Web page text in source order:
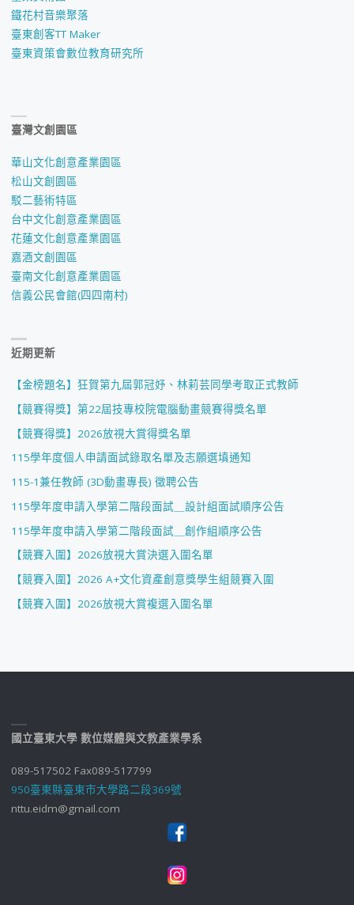
鐵花村音樂聚落
臺東創客TT Maker
臺東資策會數位教育研究所
臺灣文創園區
華山文化創意產業園區
松山文創園區
駁二藝術特區
台中文化創意產業園區
花蓮文化創意產業園區
嘉酒文創園區
臺南文化創意產業園區
信義公民會館(四四南村)
近期更新
【金榜題名】狂賀第九屆郭冠妤、林莉芸同學考取正式教師
【競賽得獎】第22屆技專校院電腦動畫競賽得獎名單
【競賽得獎】2026放視大賞得獎名單
115學年度個人申請面試錄取名單及志願選填通知
115-1兼任教師 (3D動畫專長) 徵聘公告
115學年度申請入學第二階段面試＿設計組面試順序公告
115學年度申請入學第二階段面試＿創作組順序公告
【競賽入圍】2026放視大賞決選入圍名單
【競賽入圍】2026 A+文化資產創意獎學生組競賽入圍
【競賽入圍】2026放視大賞複選入圍名單
國立臺東大學 數位媒體與文教產業學系
089-517502 Fax089-517799
950臺東縣臺東市大學路二段369號
nttu.eidm@gmail.com